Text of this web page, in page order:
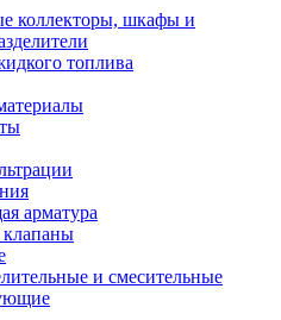
коллекторы, шкафы и
топлива
арматура
клапаны
и смесительные